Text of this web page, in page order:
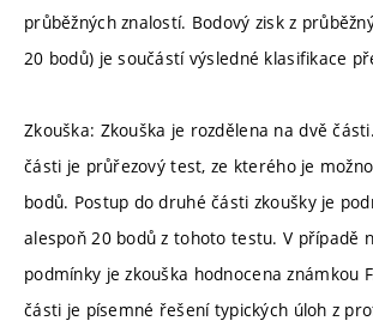
průběžných znalostí. Bodový zisk z
20 bodů) je součástí výsledné klasifikace
Zkouška: Zkouška je rozdělena na dvě
části je průřezový test, ze kterého je
bodů. Postup do druhé části zkoušky je
alespoň 20 bodů z tohoto testu. V případě
podmínky je zkouška hodnocena známkou
části je písemné řešení typických úloh z